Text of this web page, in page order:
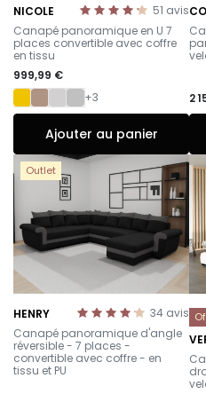
51 avis
NICOLE
-
Canapé panoramique en U 7
places convertible avec coffre
en tissu
999,99 €
+3
Ajouter au panier
-
2
Outlet
34 avis
HENRY
-
Canapé panoramique d'angle
réversible - 7 places -
convertible avec coffre - en
tissu et PU
-